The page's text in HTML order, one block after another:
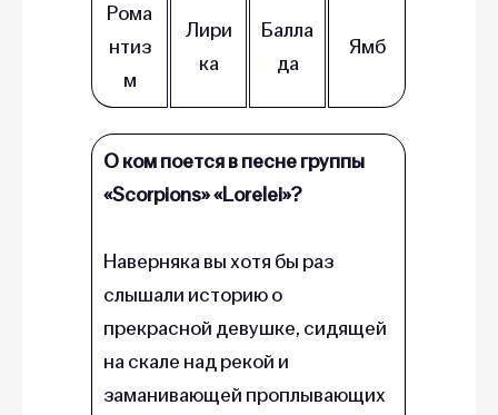
Рома
нтиз
м
Лири
ка
Балла
да
Ямб
О ком поется в песне группы
«‎Scorpions»‎ «‎Lorelei»‎?
Наверняка вы хотя бы раз
слышали историю о
прекрасной девушке, сидящей
на скале над рекой и
заманивающей проплывающих